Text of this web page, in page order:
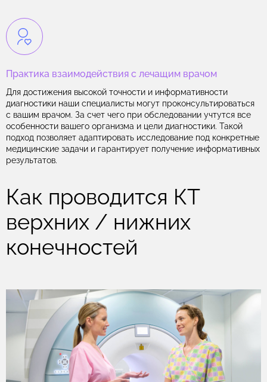
Практика взаимодействия с лечащим врачом
Для достижения высокой точности и информативности
диагностики наши специалисты могут проконсультироваться
с вашим врачом. За счет чего при обследовании учтутся все
особенности вашего организма и цели диагностики. Такой
подход позволяет адаптировать исследование под конкретные
медицинские задачи и гарантирует получение информативных
результатов.
Как проводится КТ
верхних / нижних
конечностей